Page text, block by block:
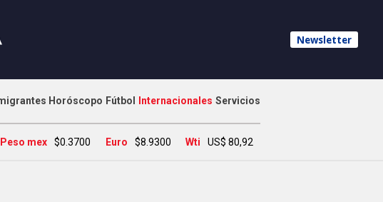
Newsletter
Horóscopo Fútbol Internacionales Servicios
Peso mex $0.3700 Euro $8.9300 Wti US$ 80,92